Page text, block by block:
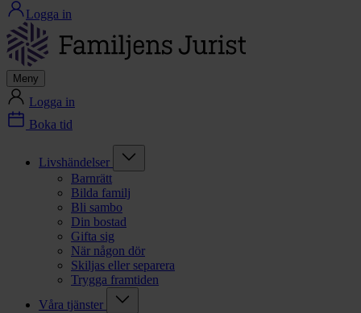
Logga in
Meny
Logga in
Boka tid
Livshändelser
Barnrätt
Bilda familj
Bli sambo
Din bostad
Gifta sig
När någon dör
Skiljas eller separera
Trygga framtiden
Våra tjänster